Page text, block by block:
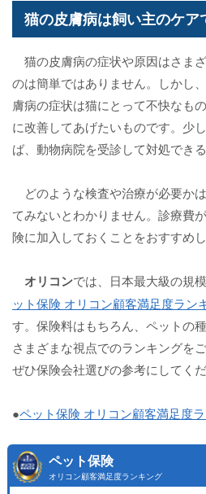
猫の皮膚病は飼い主のケア
猫の皮膚病の症状や原因はさま
のは簡単ではありません。しかし
膚病の症状は猫にとって不快なも
に改善してあげたいものです。少
ば、動物病院を受診して対処でき
どのような検査や治療が必要か
てみないとわかりません。診療費
険に加入しておくことをおすすめし
オリコンでは、日本最大級の規
ット保険 オリコン顧客満足度ラン
す。保険料はもちろん、ペットの
さまざまな視点でのランキングを
ぜひ保険会社選びの参考にしてくだ
●ペット保険 オリコン顧客満足度
ペット保険
オリコン顧客満足度ランキング